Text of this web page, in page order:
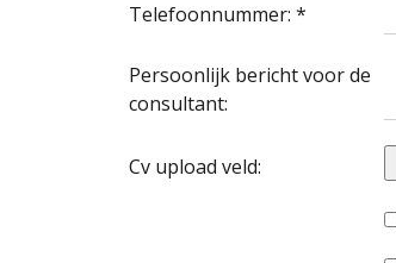
Telefoonnummer: *
Persoonlijk bericht voor de
consultant:
Cv upload veld: